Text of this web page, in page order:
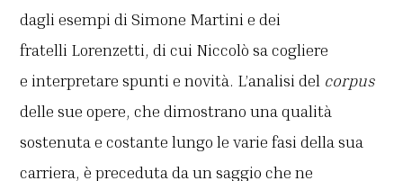
dagli esempi di Simone Martini e dei
fratelli Lorenzetti, di cui Niccolò sa cogliere
e interpretare spunti e novità. L’analisi del corpus
delle sue opere, che dimostrano una qualità
sostenuta e costante lungo le varie fasi della sua
carriera, è preceduta da un saggio che ne